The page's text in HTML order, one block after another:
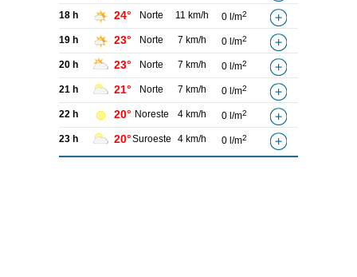
18 h 24° Norte 11 km/h 0 l/m2
19 h 23° Norte 7 km/h 0 l/m2
20 h 23° Norte 7 km/h 0 l/m2
21 h 21° Norte 7 km/h 0 l/m2
22 h 20° Noreste 4 km/h 0 l/m2
23 h 20°Suroeste 4 km/h 0 l/m2